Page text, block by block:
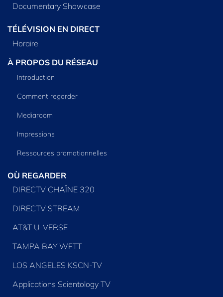
Documentary Showcase
TÉLÉVISION EN DIRECT
Horaire
À PROPOS DU RÉSEAU
Introduction
Comment regarder
Mediaroom
Impressions
Ressources promotionnelles
OÙ REGARDER
DIRECTV CHAÎNE 320
DIRECTV STREAM
AT&T U-VERSE
TAMPA BAY WFTT
LOS ANGELES KSCN-TV
Applications Scientology TV